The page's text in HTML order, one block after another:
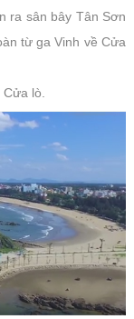
ra sân bây Tân Sơn
từ ga Vinh về Cửa
lò.